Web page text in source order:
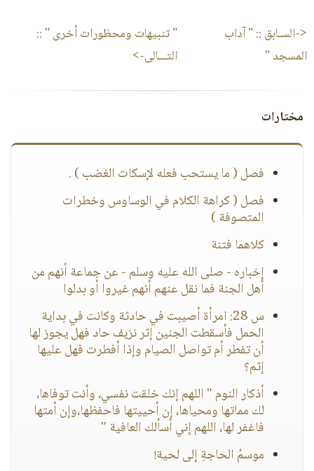
<-السـابق ::" آداب
المسجد "
" تنبيهات ومحظورات أخرى " ::
التـــالى->
مختارات
فصل ( ما يستحب فعله لإسكات الغضب ) .
فصل ( كراهة الكلام في الوساوس وخطرات
المتصوفة )
كلاهما فتنة
إخباره - صلى الله عليه وسلم - عن جماعة أنهم من
أهل الجنة فما نقل عنهم أنهم غيروا أو بدلوا
س 28: امرأة أصيبت في حادثة وكانت في بداية
الحمل فأسقطت الجنين إثر نزيف حاد فهل يجوز لها
أن تفطر أم تواصل الصيام وإذا أفطرت فهل عليها
إثم؟
أذكار النوم " اللهم إنك خلقت نفسي، وأنت توفاها،
لك مماتها ومحياها، إن أحييتها فاحفظها،وإن أمتها
فاغفر لها، اللهم إني أسألك العافية "
موسمُ الحاجةِ إلى لحية!